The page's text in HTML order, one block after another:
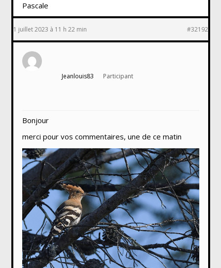
Pascale
1 juillet 2023 à 11 h 22 min #32192
Jeanlouis83 Participant
Bonjour
merci pour vos commentaires, une de ce matin